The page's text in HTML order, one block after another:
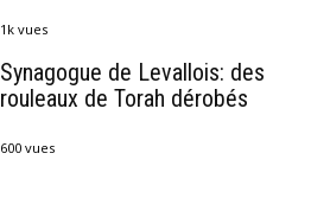
1k vues
Synagogue de Levallois: des
rouleaux de Torah dérobés
600 vues